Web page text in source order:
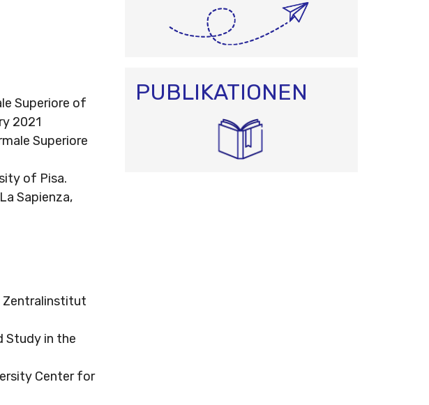
Superiore of
2021
Superiore
of Pisa.
Sapienza,
Zentralinstitut
Study in the
Center for
PUBLIKATIONEN